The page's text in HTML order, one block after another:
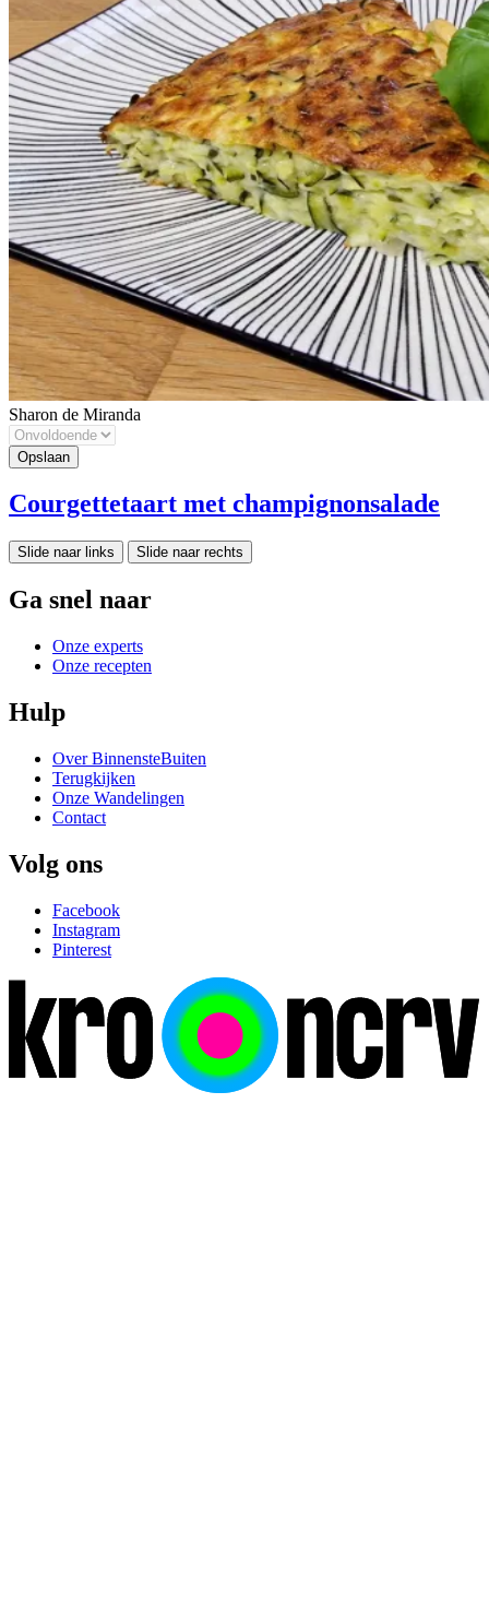
Sharon de Miranda
Courgettetaart met champignonsalade
Slide naar links Slide naar rechts
Ga snel naar
Onze experts
Onze recepten
Hulp
Over BinnensteBuiten
Terugkijken
Onze Wandelingen
Contact
Volg ons
Facebook
Instagram
Pinterest